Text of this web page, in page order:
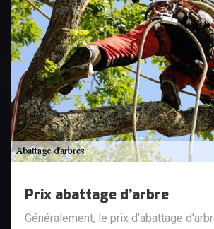
Prix abattage d’arbre
Généralement, le prix d’abattage